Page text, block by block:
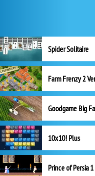
Spider Solitaire
Goodgame Big
10x10! Plus
Prince of Persia 1